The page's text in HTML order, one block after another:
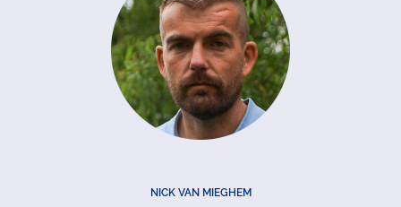
NICK VAN MIEGHEM